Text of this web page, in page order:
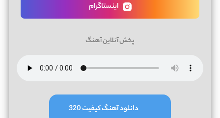
اینستاگرام
پخش آنلاین آهنگ
دانلود آهنگ کیفیت 320